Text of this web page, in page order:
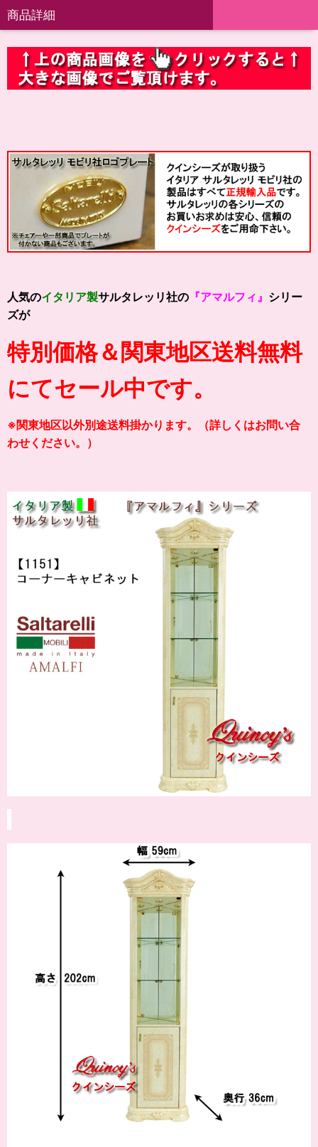
商品詳細
人気のイタリア製サルタレッリ社の 『アマルフィ』 シリー
ズが
特別価格＆関東地区送料無料
にてセール中です。
※関東地区以外別途送料掛かります。（詳しくはお問い合
わせください。）